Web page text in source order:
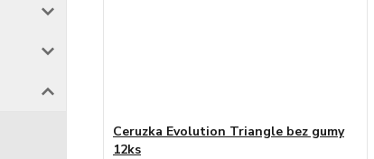
Ceruzka Evolution Triangle bez gumy
12ks